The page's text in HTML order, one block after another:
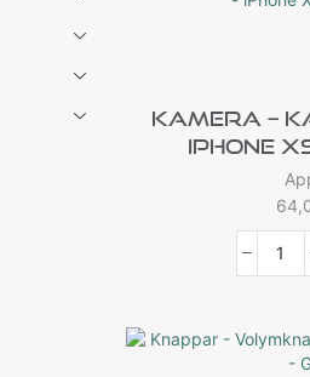
Kamera –
IPhone